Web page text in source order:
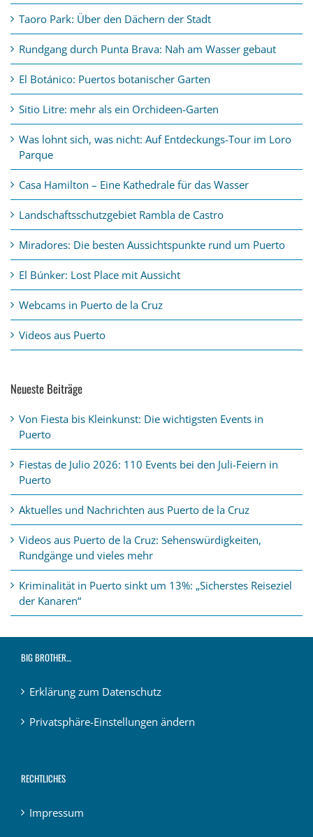
Taoro Park: Über den Dächern der Stadt
Rundgang durch Punta Brava: Nah am Wasser gebaut
El Botánico: Puertos botanischer Garten
Sitio Litre: mehr als ein Orchideen-Garten
Was lohnt sich, was nicht: Auf Entdeckungs-Tour im Loro
Parque
Casa Hamilton – Eine Kathedrale für das Wasser
Landschaftsschutzgebiet Rambla de Castro
Miradores: Die besten Aussichtspunkte rund um Puerto
El Búnker: Lost Place mit Aussicht
Webcams in Puerto de la Cruz
Videos aus Puerto
Neueste Beiträge
Von Fiesta bis Kleinkunst: Die wichtigsten Events in
Puerto
Fiestas de Julio 2026: 110 Events bei den Juli-Feiern in
Puerto
Aktuelles und Nachrichten aus Puerto de la Cruz
Videos aus Puerto de la Cruz: Sehenswürdigkeiten,
Rundgänge und vieles mehr
Kriminalität in Puerto sinkt um 13%: „Sicherstes Reiseziel
der Kanaren“
BIG BROTHER…
Erklärung zum Datenschutz
Privatsphäre-Einstellungen ändern
RECHTLICHES
Impressum